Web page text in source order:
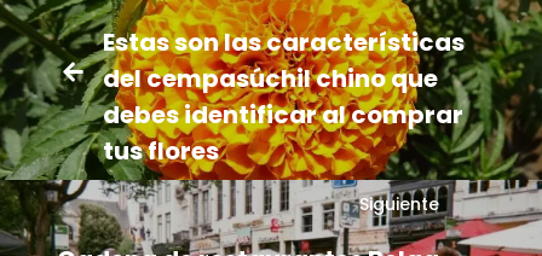
Estas son las características
del cempasúchil chino que
debes identificar al comprar
tus flores
Siguiente